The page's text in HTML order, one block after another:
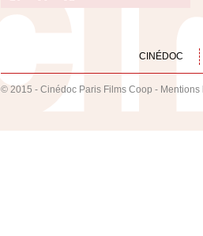
CINÉDOC
© 2015 - Cinédoc Paris Films Coop -